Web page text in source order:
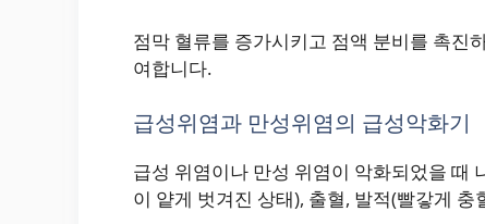
점막 혈류를 증가시키고 점액 분비를 촉진
여합니다.
급성위염과 만성위염의 급성악화기
급성 위염이나 만성 위염이 악화되었을 때
이 얕게 벗겨진 상태), 출혈, 발적(빨갛게